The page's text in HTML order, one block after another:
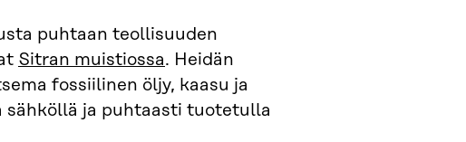
puhtaan teollisuuden
Sitran muistiossa. Heidän
fossiilinen öljy, kaasu ja
sähköllä ja puhtaasti tuotetulla